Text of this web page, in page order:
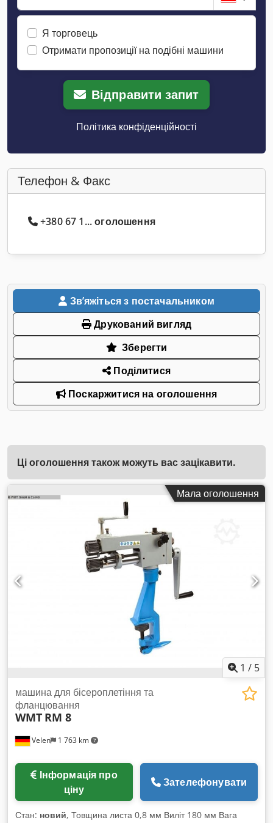
Я торговець
Отримати пропозиції на подібні машини
Відправити запит
Політика конфіденційності
Телефон & Факс
+380 67 1... оголошення
Звʼяжіться з постачальником
Друкований вигляд
Зберегти
Поділитися
Поскаржитися на оголошення
Ці оголошення також можуть вас зацікавити.
Мала оголошення
1 / 5
Velen 1 763 km
машина для бісероплетіння та
фланцювання
WMT RM 8
ціну
Зателефонувати
Стан: новий, Товщина листа 0,8 мм Виліт 180 мм Вага